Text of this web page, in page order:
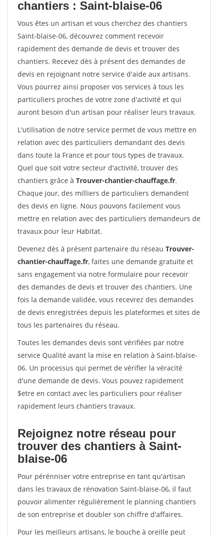
chantiers : Saint-blaise-06
Vous êtes un artisan et vous cherchez des chantiers
Saint-blaise-06, découvrez comment recevoir
rapidement des demande de devis et trouver des
chantiers. Recevez dès à présent des demandes de
devis en rejoignant notre service d'aide aux artisans.
Vous pourrez ainsi proposer vos services à tous les
particuliers proches de votre zone d'activité et qui
auront besoin d'un artisan pour réaliser leurs travaux.
L'utilisation de notre service permet de vous mettre en
relation avec des particuliers demandant des devis
dans toute la France et pour tous types de travaux.
Quel que soit votre secteur d'activité, trouver des
chantiers grâce à Trouver-chantier-chauffage.fr.
Chaque jour, des milliers de particuliers demandent
des devis en ligne. Nous pouvons facilement vous
mettre en relation avec des particuliers demandeurs de
travaux pour leur Habitat.
Devenez dès à présent partenaire du réseau Trouver-
chantier-chauffage.fr, faites une demande gratuite et
sans engagement via notre formulaire pour recevoir
des demandes de devis et trouver des chantiers. Une
fois la demande validée, vous recevrez des demandes
de devis enregistrées depuis les plateformes et sites de
tous les partenaires du réseau.
Toutes les demandes devis sont vérifiées par notre
service Qualité avant la mise en relation à Saint-blaise-
06. Un processus qui permet de vérifier la véracité
d'une demande de devis. Vous pouvez rapidement
$etre en contact avec les particuliers pour réaliser
rapidement leurs chantiers travaux.
Rejoignez notre réseau pour
trouver des chantiers à Saint-
blaise-06
Pour pérénniser votre entreprise en tant qu'artisan
dans les travaux de rénovation Saint-blaise-06, il faut
pouvoir alimenter régulièrement le planning chantiers
de son entreprise et doubler son chiffre d'affaires.
Pour les meilleurs artisans, le bouche à oreille peut